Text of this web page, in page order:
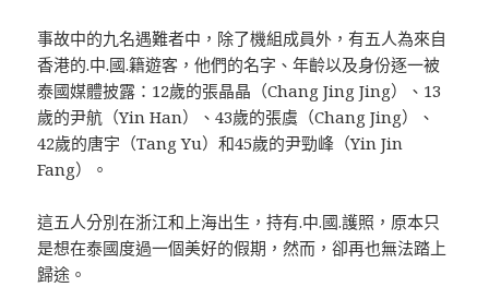
事故中的九名遇難者中，除了機組成員外，有五人為來自
香港的.中.國.籍遊客，他們的名字、年齡以及身份逐一被
泰國媒體披露：12歲的張晶晶（Chang Jing Jing）、13
歲的尹航（Yin Han）、43歲的張虞（Chang Jing）、
42歲的唐宇（Tang Yu）和45歲的尹勁峰（Yin Jin
Fang）。
這五人分別在浙江和上海出生，持有.中.國.護照，原本只
是想在泰國度過一個美好的假期，然而，卻再也無法踏上
歸途。